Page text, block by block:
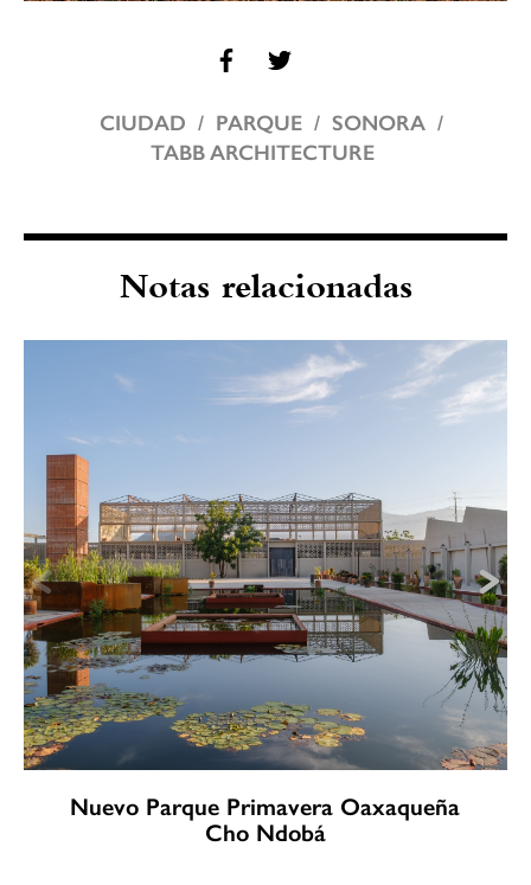
CIUDAD PARQUE
SONORA
TABB ARCHITECTURE
Notas relacionadas
Nuevo Parque Primavera Oaxaqueña
Cho Ndobá